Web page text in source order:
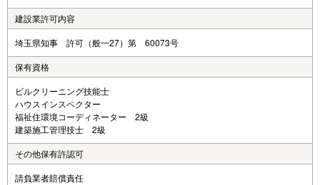
建設業許可内容
埼玉県知事 許可（般一27）第 60073号
保有資格
ビルクリーニング技能士
ハウスインスペクター
福祉住環境コーディネーター 2級
建築施工管理技士 2級
その他保有許認可
請負業者賠償責任